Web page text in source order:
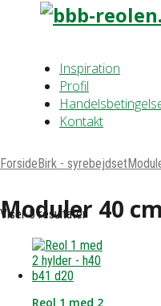
Inspiration
Profil
Kontakt
ForsideBirk - syrebejdset
Moduler 40 cm
Viser 5 resultater
Reol 1 med 2